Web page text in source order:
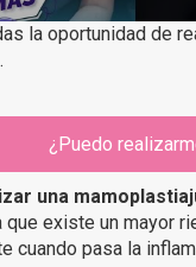
la oportunidad de
¿Puedo
una mamoplastia
que existe un mayor
cuando pasa la